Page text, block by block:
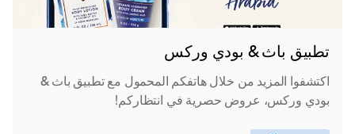
تطبيق باث & بودي وركس
اكتشفوا المزيد من خلال هاتفكم المحمول مع تطبيق باث &
بودي وركس، عروض حصرية في انتظاركم!